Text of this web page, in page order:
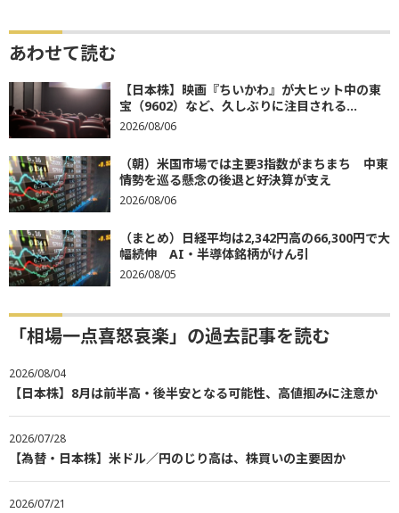
あわせて読む
【日本株】映画『ちいかわ』が大ヒット中の東
宝（9602）など、久しぶりに注目される...
2026/08/06
（朝）米国市場では主要3指数がまちまち 中東
情勢を巡る懸念の後退と好決算が支え
2026/08/06
（まとめ）日経平均は2,342円高の66,300円で大
幅続伸 AI・半導体銘柄がけん引
2026/08/05
「相場一点喜怒哀楽」の過去記事を読む
2026/08/04
【日本株】8月は前半高・後半安となる可能性、高値掴みに注意か
2026/07/28
【為替・日本株】米ドル／円のじり高は、株買いの主要因か
2026/07/21